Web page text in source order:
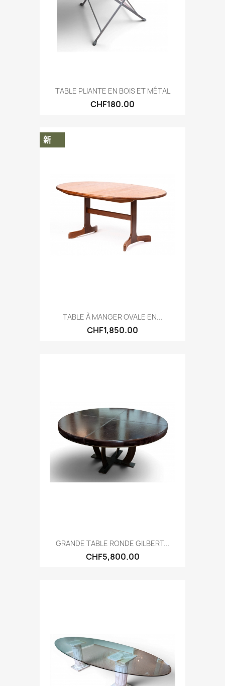
TABLE PLIANTE EN BOIS ET MÉTAL
CHF180.00
TABLE À MANGER OVALE EN...
CHF1,850.00
新
GRANDE TABLE RONDE GILBERT...
CHF5,800.00